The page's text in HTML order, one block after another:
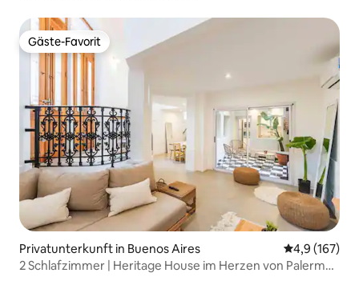
Gäste-Favorit
Gäste-Favorit
Privatunterkunft in Buenos Aires
4,9 (167)
2 Schlafzimmer | Heritage House im Herzen von Palermo